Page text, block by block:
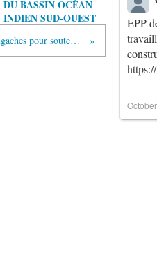
DU BASSIN OCÉAN
INDIEN SUD-OUEST
Notes du passé: Les zébus malgaches pour soutenir les Français
EPP